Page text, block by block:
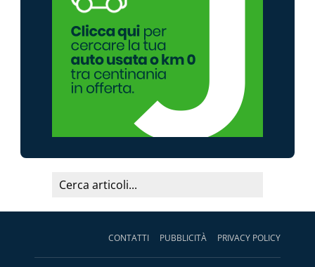
CONTATTI PUBBLICITÀ PRIVACY POLICY